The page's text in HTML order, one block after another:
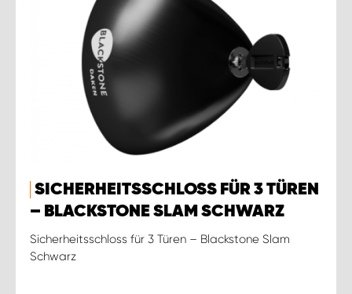
SICHERHEITSSCHLOSS FÜR 3 TÜREN
– BLACKSTONE SLAM SCHWARZ
Sicherheitsschloss für 3 Türen – Blackstone Slam
Schwarz